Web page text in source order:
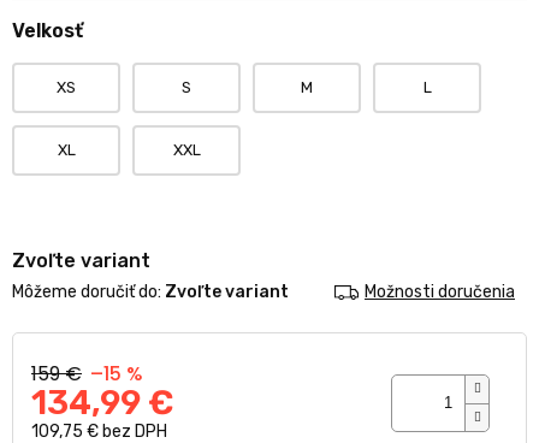
Velkosť
XS S M L
XL XXL
Zvoľte variant
Môžeme doručiť do: Zvoľte variant Možnosti doručenia
159 € –15 %
134,99 €
109,75 € bez DPH